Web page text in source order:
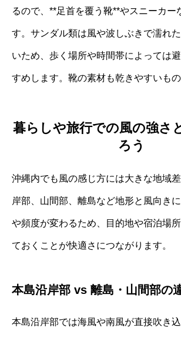
るので、**足首を覆う靴**やスニーカー
す。サンダル類は風や波しぶきで濡れ
いため、歩く場所や時間帯によっては
すめします。靴の素材も乾きやすいもの
暮らしや旅行での風の強さ
ろう
沖縄内でも風の感じ方には大きな地域
岸部、山間部、離島など地形と風向き
や頻度が変わるため、目的地や宿泊場
ておくことが快適さにつながります。
本島沿岸部 vs 離島・山間部の
本島沿岸部では海風や南風が直接吹き